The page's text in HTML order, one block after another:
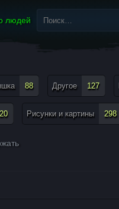
людей
Найти:
88 Другое 127
Рисунки и картины 298